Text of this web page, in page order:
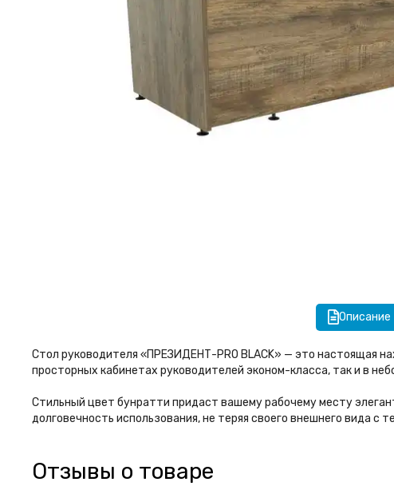
Описание
Стол руководителя «ПРЕЗИДЕНТ-PRO BLACK» — это настоящая
просторных кабинетах руководителей эконом-класса, так и в
Стильный цвет бунратти придаст вашему рабочему месту
долговечность использования, не теряя своего внешнего вида с
Отзывы о товаре